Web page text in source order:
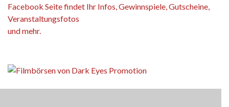
Facebook Seite findet Ihr Infos, Gewinnspiele, Gutscheine,
Veranstaltungsfotos
und mehr.